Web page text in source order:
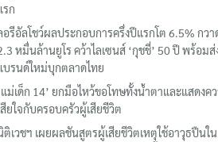
รก
อรีอัลโชว์ผลประกอบการครึ่งปีแรกโต 6.5% กวา
หมื่นล้านยูโร คว้าไลเซนส์ ‘กุชชี่’ 50 ปี พร้อมส่
บรนด์ใหม่บุกตลาดไทย
แม่เด็ก 14’ ยกมือไหว้ขอโทษทั้งน้ำตาและแสดงค
สียใจกับครอบครัวผู้เสียชีวิต
ติเวชฯ เผยผลชันสูตรผู้เสียชีวิตเหตุใช้อาวุธปืนใน